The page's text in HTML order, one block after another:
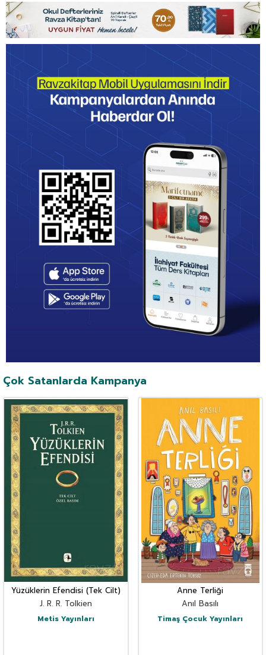
Çok Satanlarda Kampanya
Yüzüklerin Efendisi (Tek Cilt)
J. R. R. Tolkien
Metis Yayınları
Anne Terliği
Anıl Basılı
Timaş Çocuk Yayınları